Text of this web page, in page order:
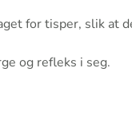
for tisper, slik at
og refleks i seg.